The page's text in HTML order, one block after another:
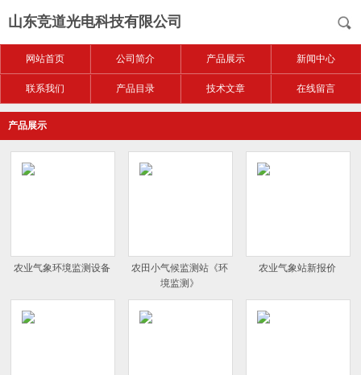
山东竞道光电科技有限公司
网站首页 公司简介 产品展示 新闻中心
联系我们 产品目录 技术文章 在线留言
产品展示
农业气象环境监测设备
农田小气候监测站《环
境监测》
农业气象站新报价